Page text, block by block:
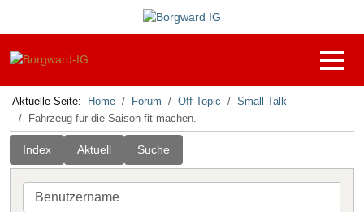
Off-
Aktuelle Seite: Home Forum Off-Topic
Small Talk
Fahrzeug für die Saison fit machen.
Index Aktuell Suche
Benutzername